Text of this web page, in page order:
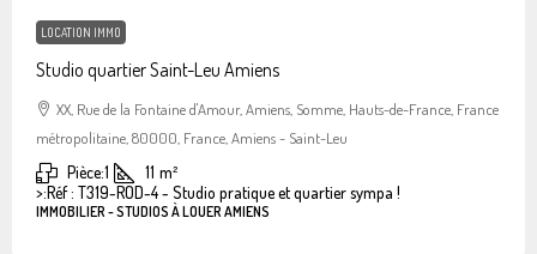
LOCATION IMMO
Studio quartier Saint-Leu Amiens
XX, Rue de la Fontaine d'Amour, Amiens, Somme, Hauts-de-France, France
métropolitaine, 80000, France, Amiens - Saint-Leu
Pièce:1 11 m²
>:Réf : T319-ROD-4 - Studio pratique et quartier sympa !
IMMOBILIER - STUDIOS À LOUER AMIENS